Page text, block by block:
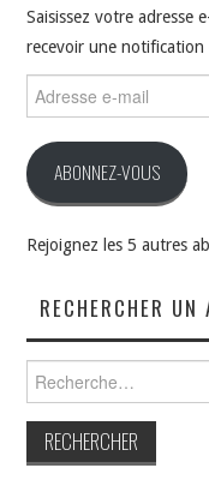
Saisissez votre adresse
recevoir une notification
e-
ABONNEZ-VOUS
Rejoignez les 5 autres
RECHERCHER